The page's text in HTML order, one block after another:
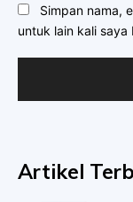
Simpan nama,
untuk lain kali saya
Artikel